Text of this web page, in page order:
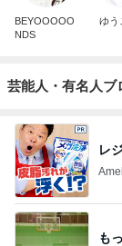
BEYOOOOO
NDS
ゆう
芸能人・有名人ブ
レ
も